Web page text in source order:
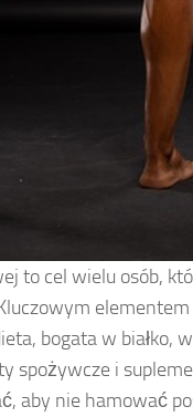
to cel wielu osób,
bogata w białko,
spożywcze i
aby nie hamować